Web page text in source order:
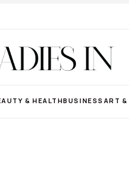
& HEALTHBUSINESS ART &